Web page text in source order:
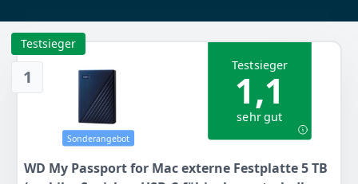
1
Testsieger
Sonderangebot
Testsieger
1,1
sehr gut
WD My Passport for Mac externe Festplatte 5 TB